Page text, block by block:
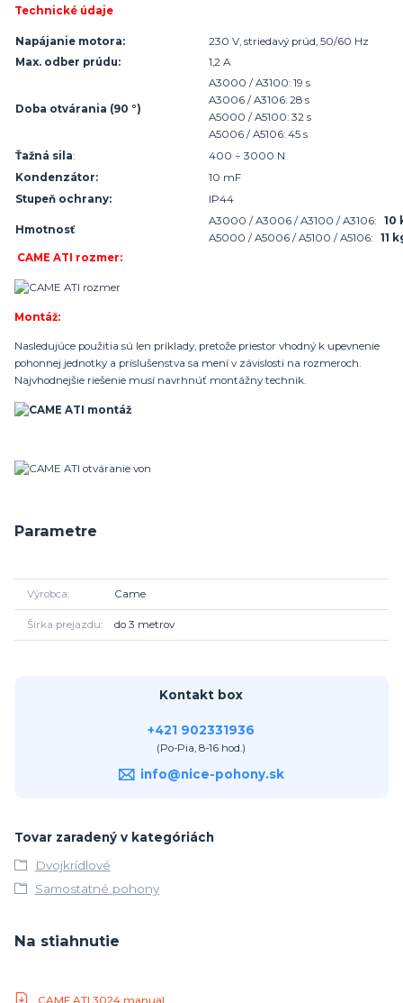
Technické údaje
Napájanie motora:
230 V, striedavý prúd, 50/60 Hz
Max. odber prúdu:
1,2 A
Doba otvárania (90 °)
A3000 / A3100: 19 s
A3006 / A3106: 28 s
A5000 / A5100: 32 s
A5006 / A5106: 45 s
Ťažná sila:
400 ÷ 3000 N
Kondenzátor:
10 mF
Stupeň ochrany: IP44
Hmotnosť
A3000 / A3006 / A3100 / A3106: 10
A5000 / A5006 / A5100 / A5106: 11
CAME ATI rozmer:
Montáž:
Nasledujúce použitia sú len príklady, pretože priestor vhodný k upevnenie
pohonnej jednotky a príslušenstva sa mení v závislosti na rozmeroch.
Najvhodnejšie riešenie musí navrhnúť montážny technik.
Parametre
Výrobca Came
Šírka prejazdu do 3 metrov
Kontakt box
+421 902331936
(Po-Pia, 8-16 hod.)
info@nice-pohony.sk
Tovar zaradený v kategóriách
Dvojkrídlové
Samostatné pohony
Na stiahnutie
CAME ATI 3024 manual